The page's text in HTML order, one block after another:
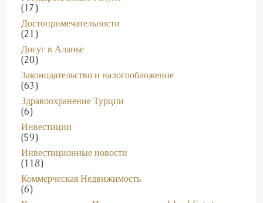
Достопримечательности
(21)
Досуг в Аланье
(20)
Законодательство и налогообложение
(63)
Здравоохранение Турции
(6)
Инвестиции
(59)
Инвестиционные новости
(118)
Коммерческая Недвижимость
(6)
Консультации по Недвижимости от Ideal Estates
(70)